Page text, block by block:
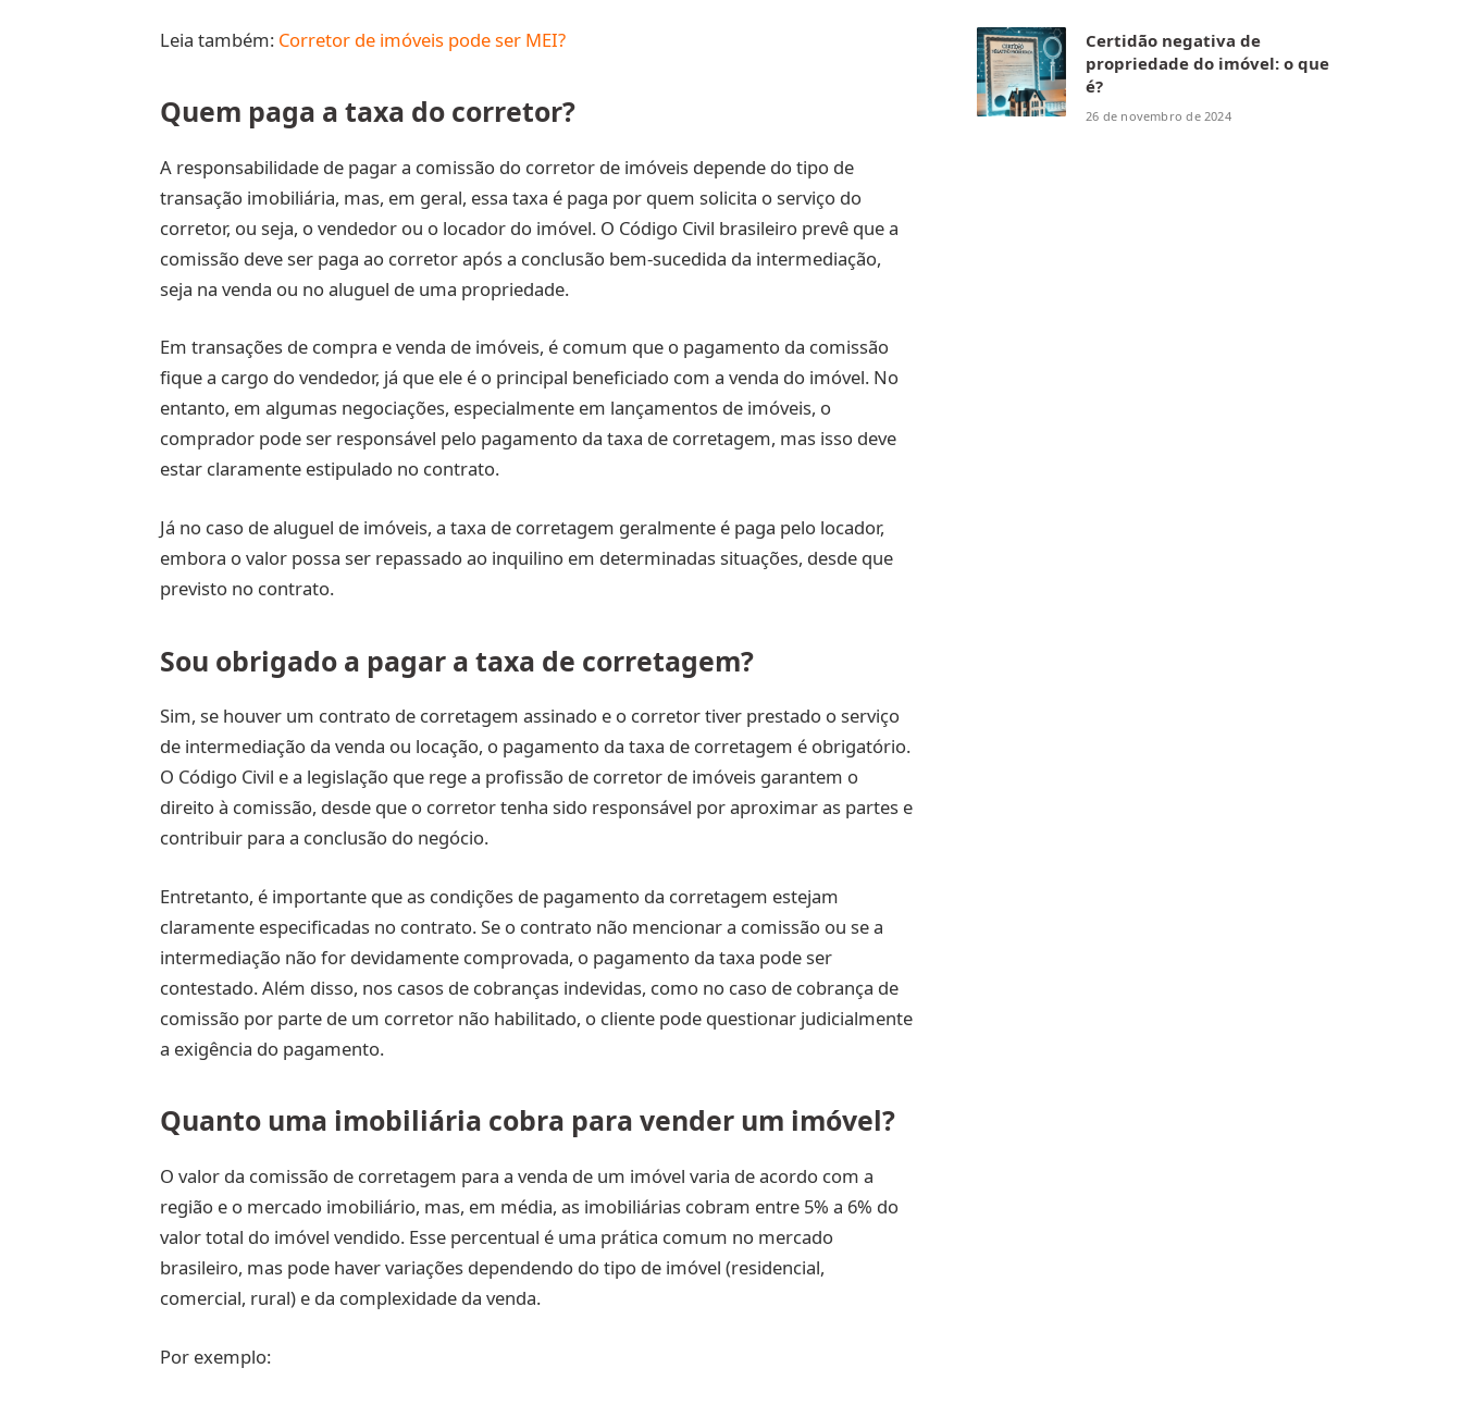
Leia também: Corretor de imóveis pode ser MEI?
Quem paga a taxa do corretor?
A responsabilidade de pagar a comissão do corretor de imóveis depende do tipo de
transação imobiliária, mas, em geral, essa taxa é paga por quem solicita o serviço do
corretor, ou seja, o vendedor ou o locador do imóvel. O Código Civil brasileiro prevê que a
comissão deve ser paga ao corretor após a conclusão bem-sucedida da intermediação,
seja na venda ou no aluguel de uma propriedade.
Em transações de compra e venda de imóveis, é comum que o pagamento da comissão
fique a cargo do vendedor, já que ele é o principal beneficiado com a venda do imóvel. No
entanto, em algumas negociações, especialmente em lançamentos de imóveis, o
comprador pode ser responsável pelo pagamento da taxa de corretagem, mas isso deve
estar claramente estipulado no contrato.
Já no caso de aluguel de imóveis, a taxa de corretagem geralmente é paga pelo locador,
embora o valor possa ser repassado ao inquilino em determinadas situações, desde que
previsto no contrato.
Sou obrigado a pagar a taxa de corretagem?
Sim, se houver um contrato de corretagem assinado e o corretor tiver prestado o serviço
de intermediação da venda ou locação, o pagamento da taxa de corretagem é obrigatório.
O Código Civil e a legislação que rege a profissão de corretor de imóveis garantem o
direito à comissão, desde que o corretor tenha sido responsável por aproximar as partes e
contribuir para a conclusão do negócio.
Entretanto, é importante que as condições de pagamento da corretagem estejam
claramente especificadas no contrato. Se o contrato não mencionar a comissão ou se a
intermediação não for devidamente comprovada, o pagamento da taxa pode ser
contestado. Além disso, nos casos de cobranças indevidas, como no caso de cobrança de
comissão por parte de um corretor não habilitado, o cliente pode questionar judicialmente
a exigência do pagamento.
Quanto uma imobiliária cobra para vender um imóvel?
O valor da comissão de corretagem para a venda de um imóvel varia de acordo com a
região e o mercado imobiliário, mas, em média, as imobiliárias cobram entre 5% a 6% do
valor total do imóvel vendido. Esse percentual é uma prática comum no mercado
brasileiro, mas pode haver variações dependendo do tipo de imóvel (residencial,
comercial, rural) e da complexidade da venda.
Por exemplo:
Certidão negativa de
propriedade do imóvel: o que
é?
26 de novembro de 2024